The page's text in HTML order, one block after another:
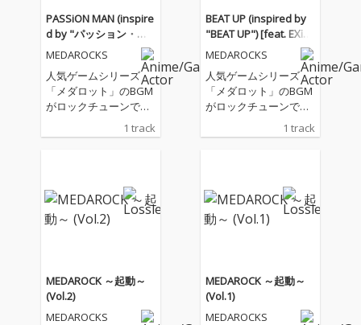
PASSiON MAN (inspire
d by "パッション・マ
ン") [feat. EXiNA]
MEDAROCKS
人気ゲームシリーズ
「メダロット」のBGM
がロックチューンで蘇
に迎えた追加シングル
いを胸にPASSiON MA
N！
1 track
BEAT UP (inspired by
"BEAT UP") [feat. EXiN
A]
MEDAROCKS
人気ゲームシリーズ
「メダロット」のBGM
がロックチューンで蘇
に迎えた追加シングル
Keep awake! Fight ME
DAROT!
1 track
MEDAROCK ～起動～
(Vol.2)
MEDAROCKS
MEDAROCK ～起動～
(Vol.1)
MEDAROCKS